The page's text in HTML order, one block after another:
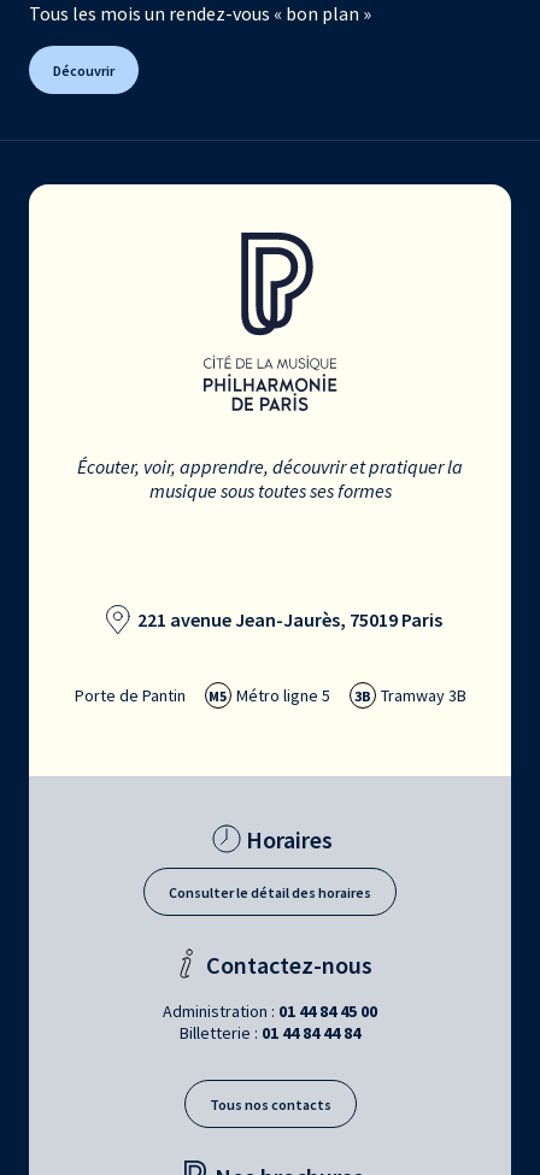
Tous les mois un rendez-vous « bon plan »
Découvrir
Écouter, voir, apprendre, découvrir et pratiquer la
musique sous toutes ses formes
221 avenue Jean-Jaurès, 75019 Paris
Porte de Pantin M5 Métro ligne 5 3B Tramway 3B
Horaires
Consulter le détail des horaires
Contactez-nous
Administration : 01 44 84 45 00
Billetterie : 01 44 84 44 84
Tous nos contacts